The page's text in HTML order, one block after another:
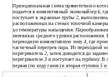
Принципиальная схема прямоточного
подается в конвективный экономайзер6,
поступает в экранные трубы2,
расположенных на стенах топочной
до температуры насыщения.
змеевиках среднего уровня расположения.
переходную конвективную зону4, где
частичный перегрев пара. Из переходной
перегреватель2, затем доводится до
перегревателе3 и поступает на турбину. В
первая (по ходу газов) и вторая ступени5и